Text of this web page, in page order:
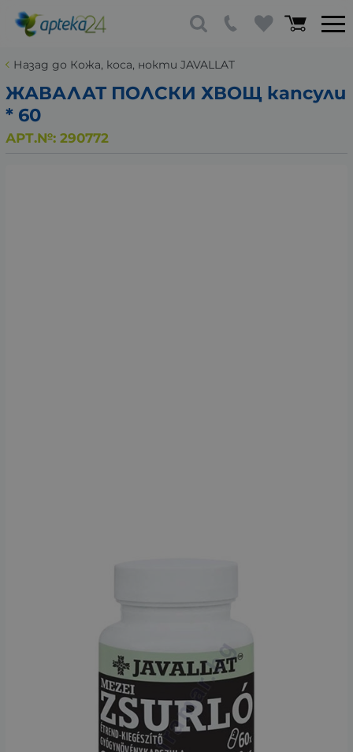
Назад до Кожа, коса, нокти JAVALLAT
ЖАВАЛАТ ПОЛСКИ ХВОЩ капсули
* 60
АРТ.№: 290772